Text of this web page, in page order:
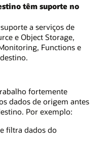
têm suporte no
a serviços de
e Object Storage,
Functions e
fortemente
dados de origem antes
Por exemplo:
filtra dados do